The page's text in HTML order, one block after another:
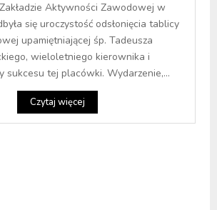
Aktywności Zawodowej w
się uroczystość odsłonięcia tablicy
upamiętniającej śp. Tadeusza
wieloletniego kierownika i
sukcesu tej placówki. Wydarzenie,...
Czytaj więcej